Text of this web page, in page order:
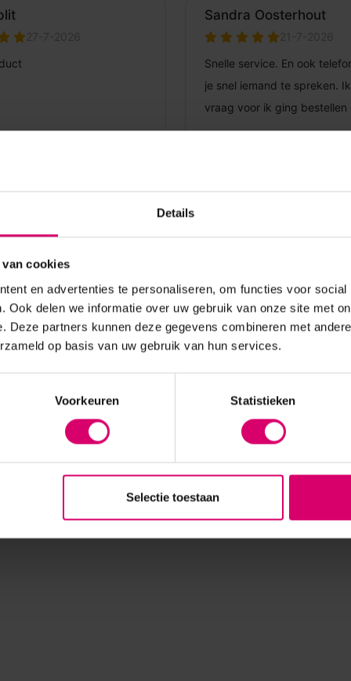
Details
cookies
en advertenties te personaliseren, om functies voor
Ook delen we informatie over uw gebruik van onze site met
Deze partners kunnen deze gegevens combineren met
op basis van uw gebruik van hun services.
Voorkeuren Statistieken
Selectie toestaan